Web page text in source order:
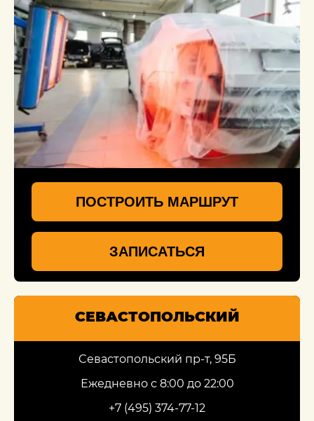
ПОСТРОИТЬ МАРШРУТ
ЗАПИСАТЬСЯ
СЕВАСТОПОЛЬСКИЙ
Севастопольский пр-т, 95Б
Ежедневно с 8:00 до 22:00
+7 (495) 374-77-12